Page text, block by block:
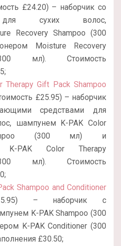
£24.20) – наборчик со
для сухих волос,
Recovery Shampoo (300
Moisture Recovery
мл). Стоимость
Therapy Gift Pack Shampoo
£25.95) – наборчик
средствами для
шампунем K-PAK Color
(300 мл) и
K-PAK Color Therapy
мл). Стоимость
Shampoo and Conditioner
– наборчик с
K-PAK Shampoo (300
K-PAK Conditioner (300
£30.50;